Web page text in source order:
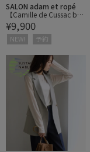
SALON adam et ropé
【Camille de Cussac by
SALON】アートリネント
ートバッグ/ A4対応
¥9,900
NEW! 予約